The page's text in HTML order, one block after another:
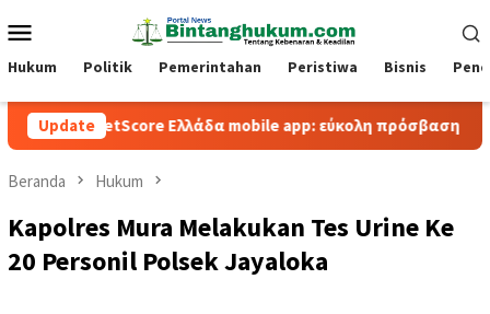
ke
kontenMobile
Hukum Politik Pemerintahan Peristiwa Bisnis
Update
BetScore Ελλάδα mobile app: εύκολη πρόσβαση και παιχνίδι
Beranda Hukum
Kapolres Mura Melakukan Tes Urine Ke
20 Personil Polsek Jayaloka